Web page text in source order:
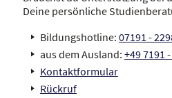
Deine persönliche
Bildungshotline: 07191 -
aus dem Ausland: +49 7191
Kontaktformular
Rückruf